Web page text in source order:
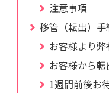
注意事項
移管（転出）
お客様より
お客様から
1週間前後お